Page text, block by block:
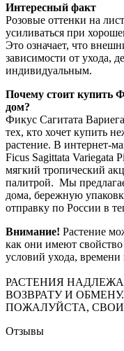
Интересный факт
Розовые оттенки на
усиливаться при
Это означает, что
зависимости от ухода,
индивидуальным.
Почему стоит купить
дом?
Фикус Сагитата
тех, кто хочет купить
растение. В интернет-
Ficus Sagittata Variegata
мягкий тропический
палитрой. Мы
дома, бережную
отправку по России в
Внимание! Растение
как они имеют свойство
условий ухода, времени
РАСТЕНИЯ
ВОЗВРАТУ И
ПОЖАЛУЙСТА,
Отзывы